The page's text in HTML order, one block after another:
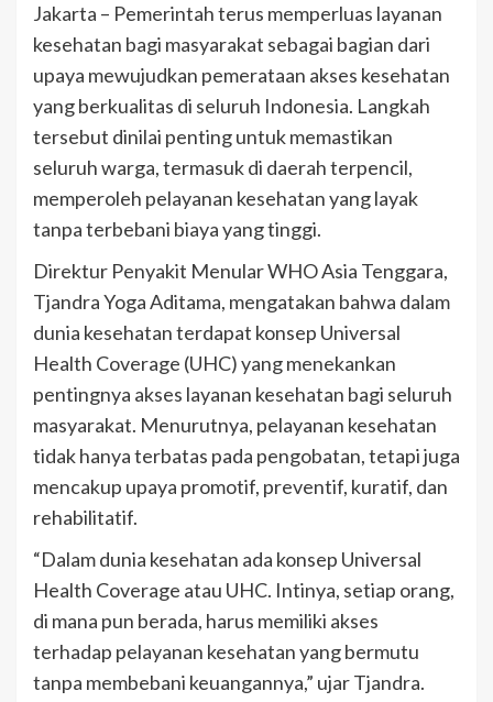
Jakarta – Pemerintah terus memperluas layanan
kesehatan bagi masyarakat sebagai bagian dari
upaya mewujudkan pemerataan akses kesehatan
yang berkualitas di seluruh Indonesia. Langkah
tersebut dinilai penting untuk memastikan
seluruh warga, termasuk di daerah terpencil,
memperoleh pelayanan kesehatan yang layak
tanpa terbebani biaya yang tinggi.
Direktur Penyakit Menular WHO Asia Tenggara,
Tjandra Yoga Aditama, mengatakan bahwa dalam
dunia kesehatan terdapat konsep Universal
Health Coverage (UHC) yang menekankan
pentingnya akses layanan kesehatan bagi seluruh
masyarakat. Menurutnya, pelayanan kesehatan
tidak hanya terbatas pada pengobatan, tetapi juga
mencakup upaya promotif, preventif, kuratif, dan
rehabilitatif.
“Dalam dunia kesehatan ada konsep Universal
Health Coverage atau UHC. Intinya, setiap orang,
di mana pun berada, harus memiliki akses
terhadap pelayanan kesehatan yang bermutu
tanpa membebani keuangannya,” ujar Tjandra.